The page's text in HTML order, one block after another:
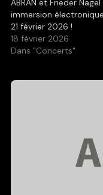
immersion
21 février 2026 !
18 février 2026
Dans "Concerts"